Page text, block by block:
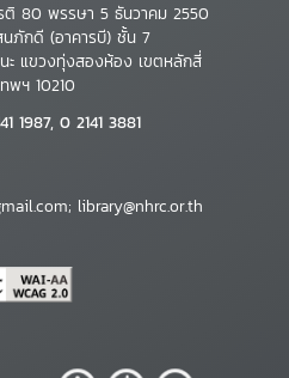
ติ 80 พรรษา 5 ธันวาคม 2550
นภักดี (อาคารบี) ชั้น 7
แขวงทุ่งสองห้อง เขตหลักสี่
พฯ 10210
1987, 0 2141 3881
library@nhrc.or.th